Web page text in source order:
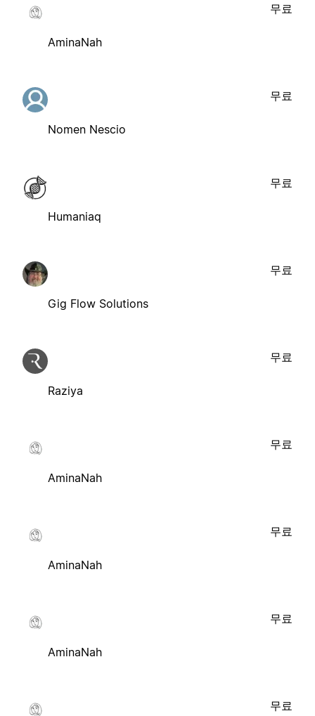
AminaNah
무료
Nomen Nescio
무료
Humaniaq
무료
Gig Flow Solutions
무료
Raziya
무료
AminaNah
무료
AminaNah
무료
AminaNah
무료
무료